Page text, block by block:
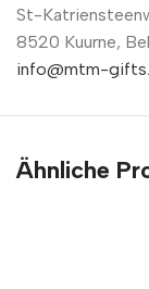
St-
8520 Kuurne,
info@mtm-
Ähnliche